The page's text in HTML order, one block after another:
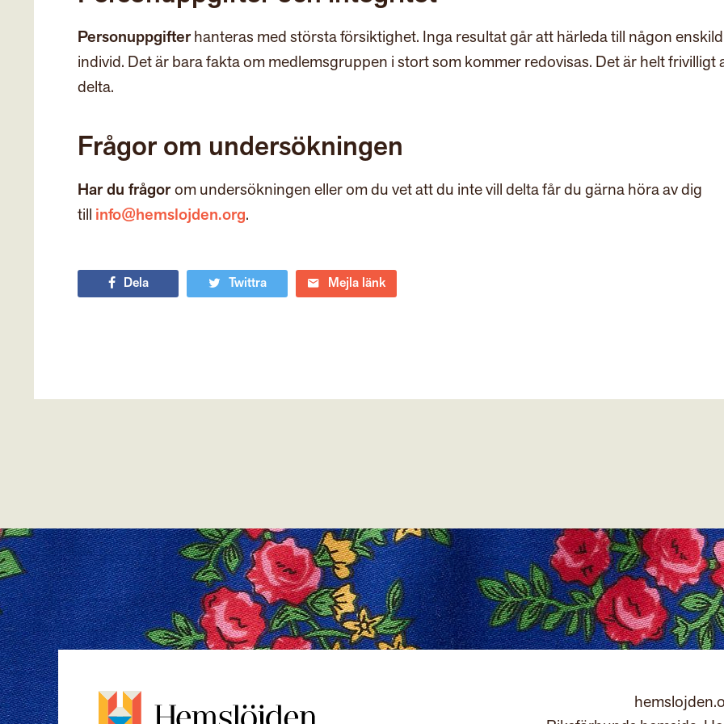
Personuppgifterhanteras med största försiktighet. Inga resultat går att härleda till någon enskild
individ. Det är bara fakta om medlemsgruppen i stort som kommer redovisas. Det är helt frivilligt
delta.
Frågor om undersökningen
Har du frågorom undersökningen eller om du vet att du inte vill delta får du gärna höra av dig
till info@hemslojden.org.
Dela Twittra Mejla länk